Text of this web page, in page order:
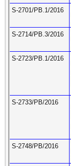
S-2701/PB.1/2016
S-2714/PB.3/2016
S-2723/PB.1/2016
S-2733/PB/2016
S-2748/PB/2016